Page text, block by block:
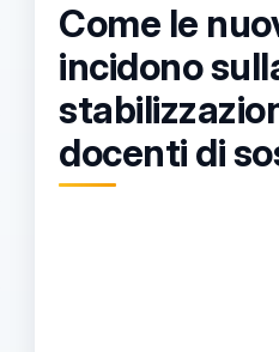
Come le
incidono
docenti di